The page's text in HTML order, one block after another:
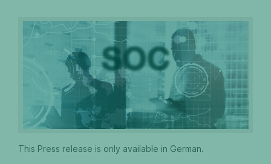
This Press release is only available in German.